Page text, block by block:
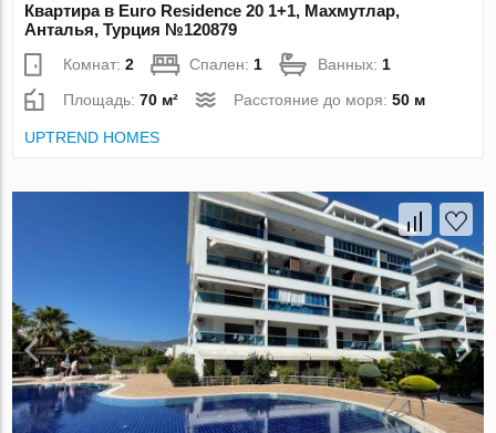
Квартира в Euro Residence 20 1+1, Махмутлар,
Анталья, Турция №120879
Комнат:2 Спален:1 Ванных:1
Площадь:70 м² Расстояние до моря:50 м
UPTREND HOMES